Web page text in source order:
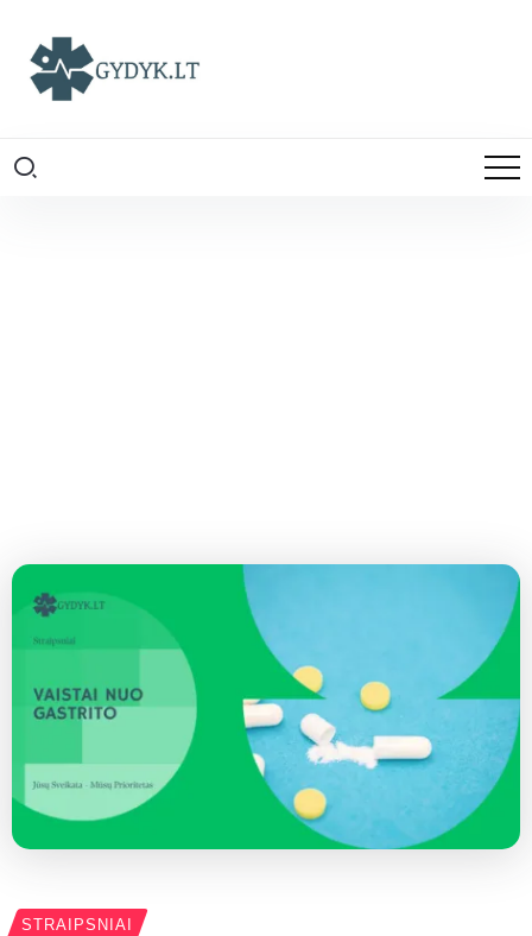
STRAIPSNIAI